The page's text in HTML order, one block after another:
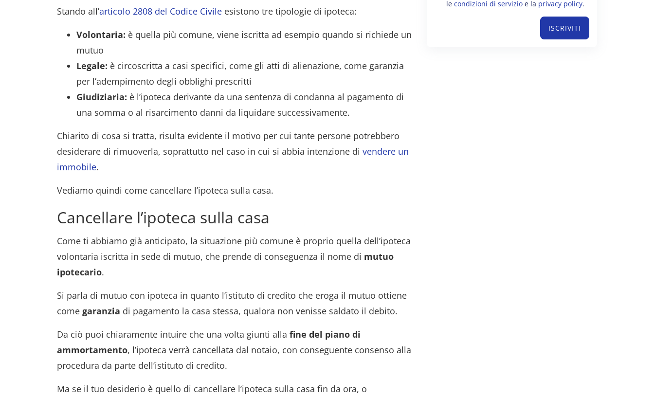
Stando all’articolo 2808 del Codice Civile esistono tre tipologie di ipoteca:
Volontaria: è quella più comune, viene iscritta ad esempio quando si richiede un
mutuo
Legale: è circoscritta a casi specifici, come gli atti di alienazione, come garanzia
per l’adempimento degli obblighi prescritti
Giudiziaria: è l’ipoteca derivante da una sentenza di condanna al pagamento di
una somma o al risarcimento danni da liquidare successivamente.
Chiarito di cosa si tratta, risulta evidente il motivo per cui tante persone potrebbero
desiderare di rimuoverla, soprattutto nel caso in cui si abbia intenzione di vendere un
immobile.
Vediamo quindi come cancellare l’ipoteca sulla casa.
Cancellare l’ipoteca sulla casa
Come ti abbiamo già anticipato, la situazione più comune è proprio quella dell’ipoteca
volontaria iscritta in sede di mutuo, che prende di conseguenza il nome di mutuo
ipotecario.
Si parla di mutuo con ipoteca in quanto l’istituto di credito che eroga il mutuo ottiene
come garanzia di pagamento la casa stessa, qualora non venisse saldato il debito.
Da ciò puoi chiaramente intuire che una volta giunti alla fine del piano di
ammortamento, l’ipoteca verrà cancellata dal notaio, con conseguente consenso alla
procedura da parte dell’istituto di credito.
Ma se il tuo desiderio è quello di cancellare l’ipoteca sulla casa fin da ora, o
le condizioni di servizio e la privacy policy.
ISCRIVITI